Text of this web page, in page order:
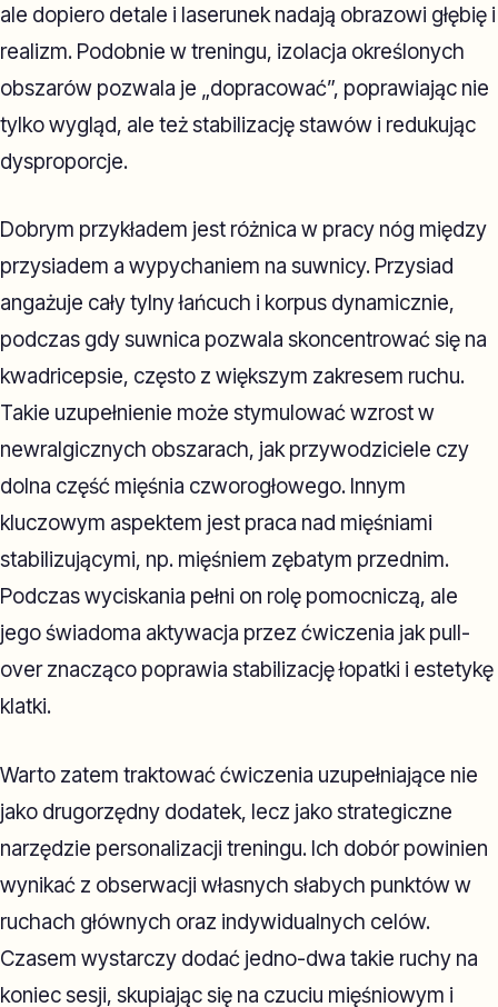
ale dopiero detale i laserunek nadają obrazowi głębię i
realizm. Podobnie w treningu, izolacja określonych
obszarów pozwala je „dopracować”, poprawiając nie
tylko wygląd, ale też stabilizację stawów i redukując
dysproporcje.
Dobrym przykładem jest różnica w pracy nóg między
przysiadem a wypychaniem na suwnicy. Przysiad
angażuje cały tylny łańcuch i korpus dynamicznie,
podczas gdy suwnica pozwala skoncentrować się na
kwadricepsie, często z większym zakresem ruchu.
Takie uzupełnienie może stymulować wzrost w
newralgicznych obszarach, jak przywodziciele czy
dolna część mięśnia czworogłowego. Innym
kluczowym aspektem jest praca nad mięśniami
stabilizującymi, np. mięśniem zębatym przednim.
Podczas wyciskania pełni on rolę pomocniczą, ale
jego świadoma aktywacja przez ćwiczenia jak pull-
over znacząco poprawia stabilizację łopatki i estetykę
klatki.
Warto zatem traktować ćwiczenia uzupełniające nie
jako drugorzędny dodatek, lecz jako strategiczne
narzędzie personalizacji treningu. Ich dobór powinien
wynikać z obserwacji własnych słabych punktów w
ruchach głównych oraz indywidualnych celów.
Czasem wystarczy dodać jedno-dwa takie ruchy na
koniec sesji, skupiając się na czuciu mięśniowym i